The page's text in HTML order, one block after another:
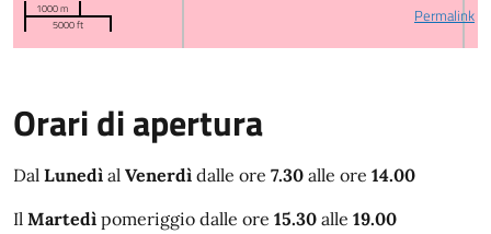
1000 m
5000 ft
Permalink
Orari di apertura
Dal Lunedì al Venerdì dalle ore 7.30 alle ore 14.00
Il Martedì pomeriggio dalle ore 15.30 alle 19.00